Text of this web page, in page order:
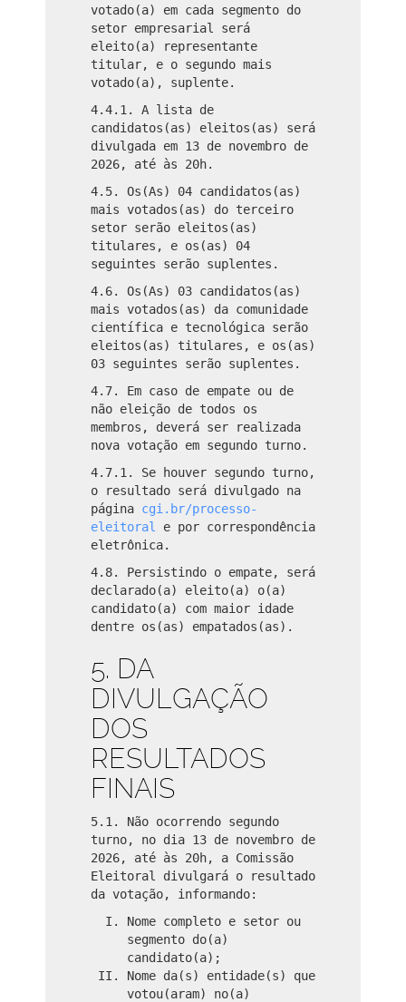
votado(a) em cada segmento do
setor empresarial será
eleito(a) representante
titular, e o segundo mais
votado(a), suplente.
4.4.1. A lista de
candidatos(as) eleitos(as) será
divulgada em 13 de novembro de
2026, até às 20h.
4.5. Os(As) 04 candidatos(as)
mais votados(as) do terceiro
setor serão eleitos(as)
titulares, e os(as) 04
seguintes serão suplentes.
4.6. Os(As) 03 candidatos(as)
mais votados(as) da comunidade
científica e tecnológica serão
eleitos(as) titulares, e os(as)
03 seguintes serão suplentes.
4.7. Em caso de empate ou de
não eleição de todos os
membros, deverá ser realizada
nova votação em segundo turno.
4.7.1. Se houver segundo turno,
o resultado será divulgado na
página cgi.br/processo-
eleitoral
e por correspondência
eletrônica.
4.8. Persistindo o empate, será
declarado(a) eleito(a) o(a)
candidato(a) com maior idade
dentre os(as) empatados(as).
5. DA
DIVULGAÇÃO
DOS
RESULTADOS
FINAIS
5.1. Não ocorrendo segundo
turno, no dia 13 de novembro de
2026, até às 20h, a Comissão
Eleitoral divulgará o resultado
da votação, informando:
Nome completo e setor ou
segmento do(a)
candidato(a);
Nome da(s) entidade(s) que
votou(aram) no(a)